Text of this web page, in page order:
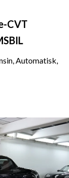
CVT
Automatisk,